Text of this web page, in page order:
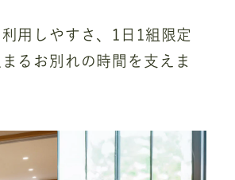
用しやすさ、1日1組限定
るお別れの時間を支えま